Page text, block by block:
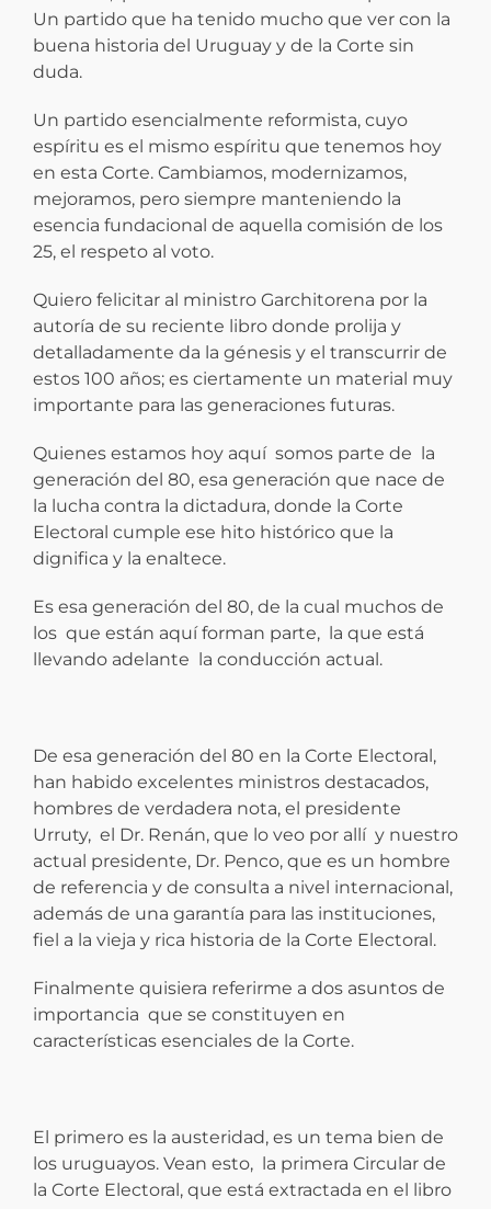
Un partido que ha tenido mucho que ver con la
buena historia del Uruguay y de la Corte sin
duda.
Un partido esencialmente reformista, cuyo
espíritu es el mismo espíritu que tenemos hoy
en esta Corte. Cambiamos, modernizamos,
mejoramos, pero siempre manteniendo la
esencia fundacional de aquella comisión de los
25, el respeto al voto.
Quiero felicitar al ministro Garchitorena por la
autoría de su reciente libro donde prolija y
detalladamente da la génesis y el transcurrir de
estos 100 años; es ciertamente un material muy
importante para las generaciones futuras.
Quienes estamos hoy aquí somos parte de la
generación del 80, esa generación que nace de
la lucha contra la dictadura, donde la Corte
Electoral cumple ese hito histórico que la
dignifica y la enaltece.
Es esa generación del 80, de la cual muchos de
los que están aquí forman parte, la que está
llevando adelante la conducción actual.
De esa generación del 80 en la Corte Electoral,
han habido excelentes ministros destacados,
hombres de verdadera nota, el presidente
Urruty, el Dr. Renán, que lo veo por allí y nuestro
actual presidente, Dr. Penco, que es un hombre
de referencia y de consulta a nivel internacional,
además de una garantía para las instituciones,
fiel a la vieja y rica historia de la Corte Electoral.
Finalmente quisiera referirme a dos asuntos de
importancia que se constituyen en
características esenciales de la Corte.
El primero es la austeridad, es un tema bien de
los uruguayos. Vean esto, la primera Circular de
la Corte Electoral, que está extractada en el libro